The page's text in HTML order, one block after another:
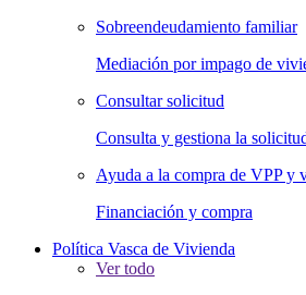
Sobreendeudamiento familiar
Mediación por impago de
Consultar solicitud
Consulta y gestiona la
Ayuda a la compra de VPP y
Financiación y compra
Política Vasca de Vivienda
Ver todo